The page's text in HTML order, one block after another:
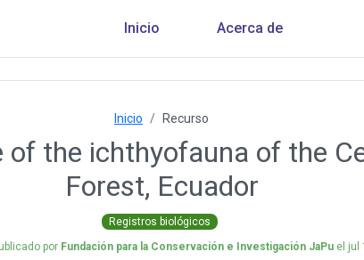
Inicio Acerca de
Inicio Recurso
of the ichthyofauna of the
Forest, Ecuador
Registros biológicos
por Fundación para la Conservación e Investigación JaPuel jul